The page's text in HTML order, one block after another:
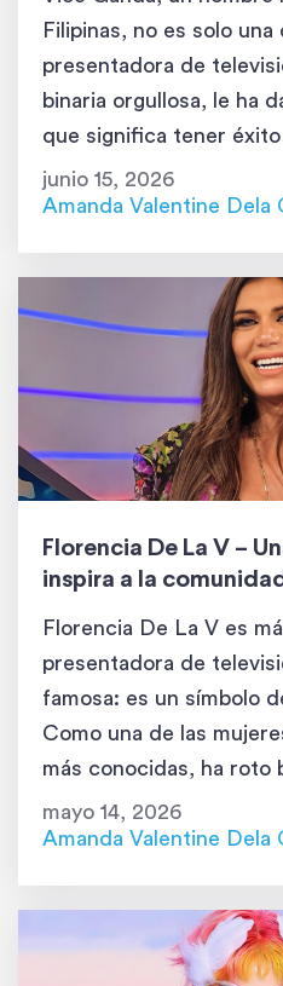
Filipinas, no es solo
presentadora de
binaria orgullosa, le ha
que significa tener éxito
suele estar limitada por
tradicionales. Con su
[…]
junio 15, 2026
Amanda Valentine Dela
Florencia De La V –
inspira a la
Florencia De La V es
presentadora de
famosa: es un símbolo
Como una de las
más conocidas, ha roto
industria del
los derechos de su
mayo 14, 2026
Amanda Valentine Dela